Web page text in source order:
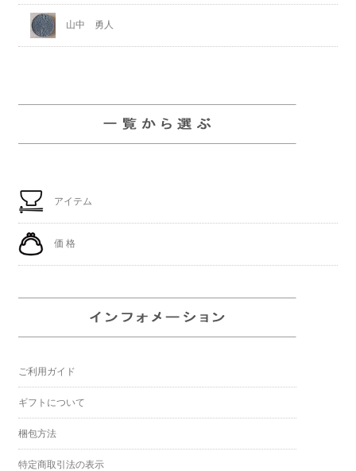
山中 勇人
アイテム
価 格
ご利用ガイド
ギフトについて
梱包方法
特定商取引法の表示